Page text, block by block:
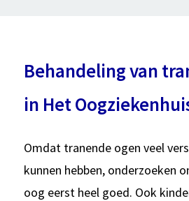
Behandeling van
in Het
Omdat tranende ogen veel
kunnen hebben, onderzoeken
oog eerst heel goed. Ook